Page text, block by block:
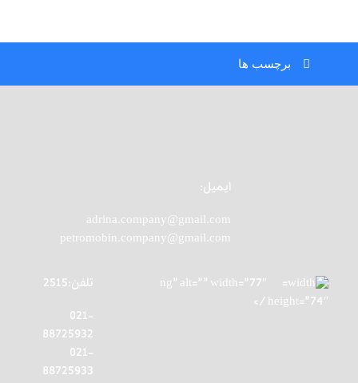
برچسب ها
ایمیل:
adrina.company@gmail.com
petromobin.company@gmail.com
ng” alt=”” width=”77″
height=”74″ />
تلفن:2515
021-
88725932
021-
88725933